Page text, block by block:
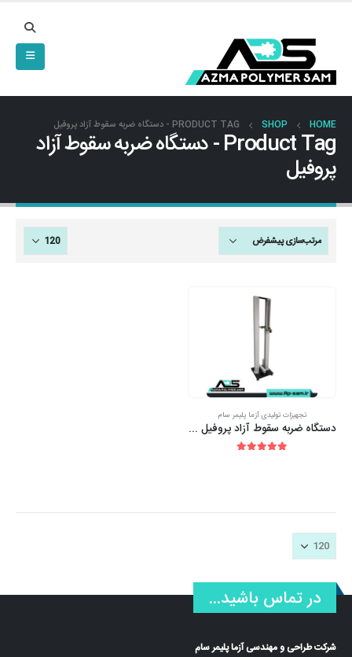
HOME
SHOP
PRODUCT TAG - دستگاه ضربه سقوط آزاد پروفیل
Product Tag - دستگاه ضربه سقوط آزاد
پروفیل
تجهیزات تولیدی آزما پلیمر سام
دستگاه ضربه سقوط آزاد پروفیل PVC-U
در تماس باشید...
شرکت طراحی و مهندسی آزما پلیمر سام